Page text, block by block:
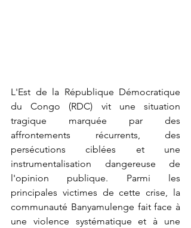
L'Est de la République Démocratique
du Congo (RDC) vit une situation
tragique marquée par des
affrontements récurrents, des
persécutions ciblées et une
instrumentalisation dangereuse de
l'opinion publique. Parmi les
principales victimes de cette crise, la
communauté Banyamulenge fait face à
une violence systématique et à une